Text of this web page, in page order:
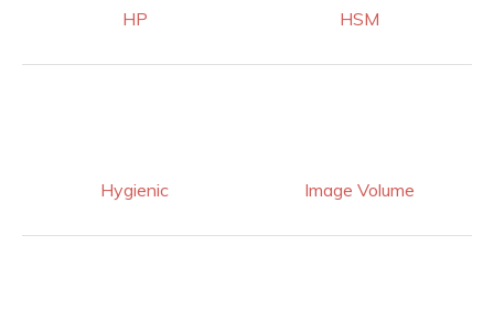
HP HSM
Hygienic Image Volume